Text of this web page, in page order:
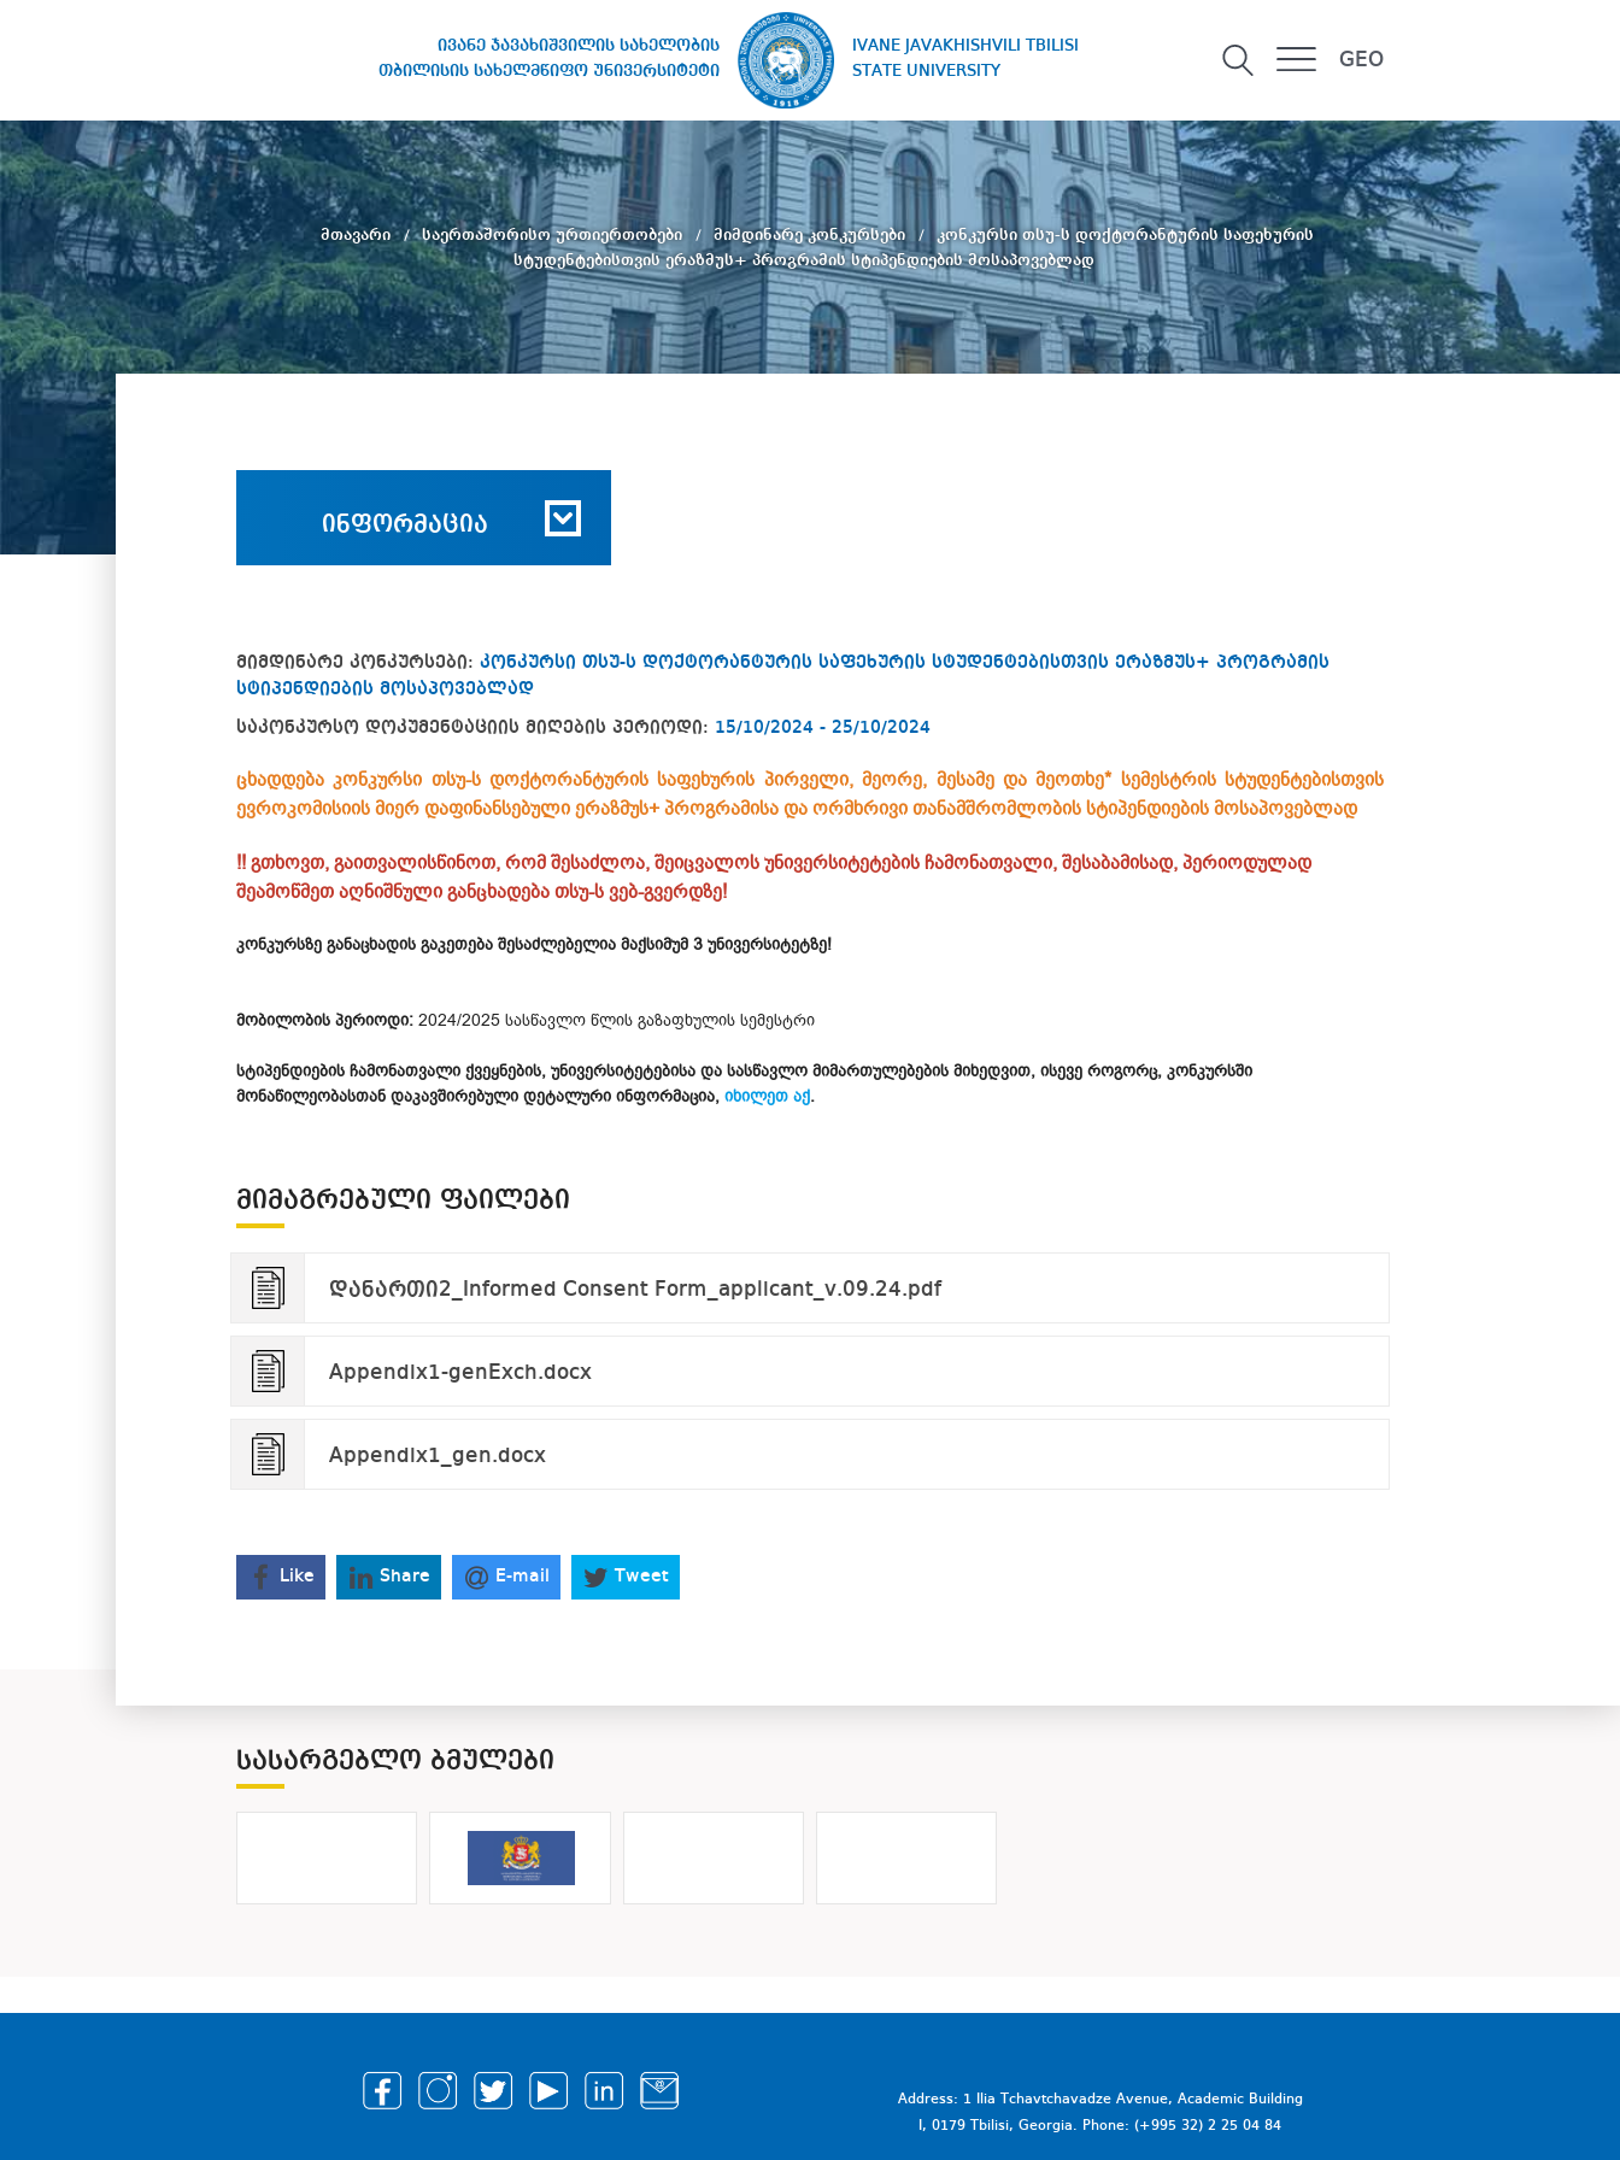
ივანე ჯავახიშვილის სახელობის
თბილისის სახელმწიფო უნივერსიტეტი
IVANE JAVAKHISHVILI TBILISI
STATE UNIVERSITY
GEO
სახელობის თბილისის
სახელმწიფო უნივერსიტეტი
მთავარი საერთაშორისო ურთიერთობები მიმდინარე კონკურსები
კონკურსი თსუ-ს დოქტორანტურის საფეხურის
სტუდენტებისთვის ერაზმუს+ პროგრამის სტიპენდიების მოსაპოვებლად
ინფორმაცია
მიმდინარე კონკურსები: კონკურსი თსუ-ს დოქტორანტურის საფეხურის სტუდენტებისთვის ერაზმუს+ პროგრამის
სტიპენდიების მოსაპოვებლად
საკონკურსო დოკუმენტაციის მიღების პერიოდი: 15/10/2024 - 25/10/2024
ცხადდება კონკურსი თსუ-ს დოქტორანტურის საფეხურის პირველი, მეორე, მესამე და მეოთხე* სემესტრის სტუდენტებისთვის
ევროკომისიის მიერ დაფინანსებულიერაზმუს+ პროგრამისა და ორმხრივი თანამშრომლობის სტიპენდიების მოსაპოვებლად
!! გთხოვთ, გაითვალისწინოთ, რომ შესაძლოა, შეიცვალოს უნივერსიტეტების ჩამონათვალი, შესაბამისად, პერიოდულად
შეამოწმეთ აღნიშნული განცხადება თსუ-ს ვებ-გვერდზე!
კონკურსზე განაცხადის გაკეთება შესაძლებელია მაქსიმუმ 3 უნივერსიტეტზე!
მობილობის პერიოდი: 2024/2025 სასწავლო წლის გაზაფხულის სემესტრი
სტიპენდიების ჩამონათვალი ქვეყნების, უნივერსიტეტებისა და სასწავლო მიმართულებების მიხედვით, ისევე როგორც, კონკურსში
მონაწილეობასთან დაკავშირებული დეტალური ინფორმაცია, იხილეთ აქ.
ᲛᲘᲛᲐᲒᲠᲔᲑᲣᲚᲘ ᲤᲐᲘᲚᲔᲑᲘ
დანართი2_Informed Consent Form_applicant_v.09.24.pdf
Appendix1-genExch.docx
Appendix1_gen.docx
Like Share E-mail Tweet
ᲡᲐᲡᲐᲠᲒᲔᲑᲚᲝ ᲑᲛᲣᲚᲔᲑᲘ
Address: 1 Ilia Tchavtchavadze Avenue, Academic Building
I, 0179 Tbilisi, Georgia. Phone: (+995 32) 2 25 04 84